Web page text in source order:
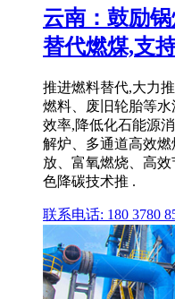
云南：鼓励
替代燃煤,支
推进燃料替代,大力
燃料、废旧轮胎等
效率,降低化石能源
解炉、多通道高效
放、富氧燃烧、高
色降碳技术推 .
联系电话: 180 3780